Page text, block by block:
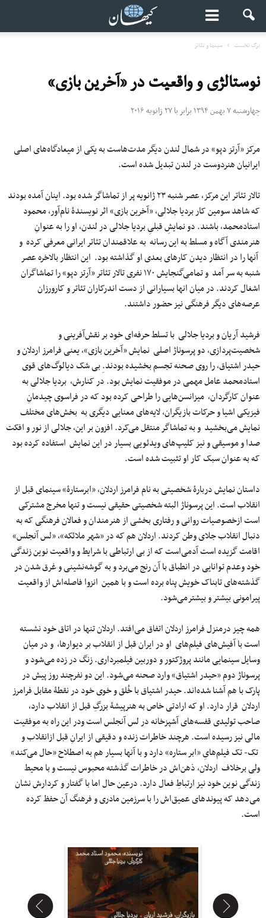
برگ نخست سینما و تئاتر
نوستالژی و واقعیت در «آخرین بازی»
چهارشنبه ۷ بهمن ۱۳۹۴ برابر با ۲۷ ژانویه ۲۰۱۶
مرکز «آرتز دپو» در شمال لندن دیگر مدت‌هاست به یکی از میعادگاه‌های اصلی
ایرانیان هنردوست در لندن تبدیل شده است.
تالار تئاتر این مرکز، عصر شنبه ۲۳ ژانویه پر از تماشاگر شده بود. اینان آمده بودند
که شاهد سومین کار بردیا جلالی، «آخرین بازی» اثر نویسندۀ نام‌آور، محمود
استادمحمد، باشند. دو نمایشِ قبلیِ بردیا جلالی در لندن، او را به عنوانِ
هنرمندی آگاه و مسلط به این رسانه به علاقمندان تئاتر ایرانی معرفی کرده و
آنها را در انتظار دیدن کارهای بعدی او گذاشته بود. این انتظار بالاخره عصر
شنبه به سر آمد و تمامی‌گنجایش ۱۷۰ نفری تالار تئاتر «آرتز دپو» را تماشاگران
اشغال کردند. در میان انها بسیارانی از دست اندرکاران تئاتر و کارورزان
عرصه‌های دیگر فرهنگی نیز حضور داشتند.
فرشید آریان و بردیا جلالی با تسلط حرفه‌ای خود بر نقش‌آفرینی و
شخصیت‌پردازی، دو پرسوناژ اصلی نمایش «آخرین بازی»، یعنی فرامرز اردلان و
حیدر اشتیاق، را روی صحنه تجسم بخشیده بودند.ِ بی شک دیالوگ‌های قوی
استادمحمد عامل مهمی ‌در موفقیت نمایش بود. در کنارش، بردیا جلالی به
عنوان کارگردان، میزانسن‌هایی را طراحی کرده بود که در فراسوی چیدمانِ
فیزیکی اشیا و حرکات بازیگران، لایه‌های معنایی دیگری به بخش‌های مختلف
نمایش می‌بخشید و به تماشاگر منتقل می‌کرد. افزون بر این، جلالی از نور و افکت
صدا و موسیقی و نیز کلیپ‌های ویدئویی بسیار در این نمایش استفاده کرده بود
که به عنوان سبک کار او تثبیت شده است.
داستان نمایش دربارۀ شخصیتی به نام فرامرز اردلان، «ابرستارۀ» سینمای قبل از
انقلاب است. این پرسوناژ البته شخصیتی حقیقی نیست و تنها مخرج مشترکی
است ازخصوصیات روانی و رفتاری بخشی از هنرمندان و فعالان فرهنگی که به
دنبال انقلاب جلای وطن کردند. اردلان هم که در «شهر ملائکه»، «لس آنجلس»
اقامت گزیده است آدمی‌است که از بی ارتباطی با شرایط و واقعیت نوین زندگی
خود وعدم توانایی در انطباق با آن رنج می‌برد و به گوشه‌نشینی و غرق شدن در
گذشته‌های تابناک خویش پناه برده است و با همین انزوا فاصله‌اش از واقعیت
پیرامونی بیشتر و بیشترمی‌شود.
همه چیز درمنزل فرامرز اردلان اتفاق می‌افتد. اردلان تنها در اتاق خود نشسته
است با آفیش‌های فیلم‌های او در ایران قبل از انقلاب بر دیوارها، و در میان
وسایل سینمایی مانند پروژکتور و دوربین فیلمبرداری. زنگ در زده می‌شود و
پرسوناژ دوم «حیدر اشتیاق» وارد صحنه می‌شود. این دو نفرچند روز پیش در
پارک با هم آشنا شده‌اند. حیدر اشتیاق با خُلق و خوی خود در نقطۀ مقابل فرامرز
اردلان قرار دارد. او که ارادتی خاص به هنرپیشۀ بزرگِ قبل از انقلاب دارد،
صاحب تولیدی قفسه‌های آشپزخانه در لس آنجلس است ودر این راه به موفقیت
مالی نیز رسیده است. هرچند خاطرات زنده و دقیقی از ایرانِ قبل ازانقلاب و
تک‌- تک فیلم‌هایِ «ابر ستاره» دارد و با آنها بسیار هم به اصطلاح «حال می‌کند»
ولی برخلاف اردلان، ذهن‌اش در خاطرات گذشته محبوس نیست و با محیط
زندگی نوین خود نیز ارتباطِ فعال دارد. درعین حال اما با گفتار و کردارش نشان
می‌دهد که پیوندهای عمیق‌اش را با سرزمین مادری و فرهنگ آن حفظ کرده
است.